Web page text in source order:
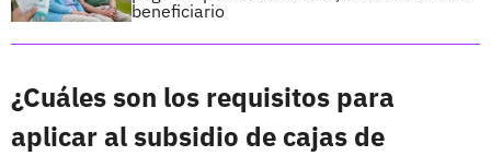
beneficiario
¿Cuáles son los requisitos para
aplicar al subsidio de cajas de